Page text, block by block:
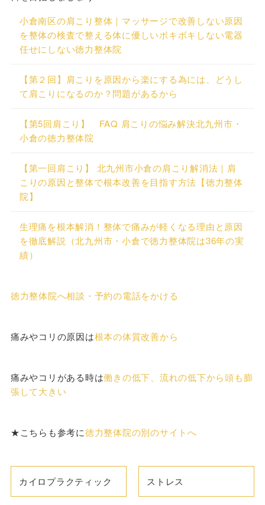
小倉南区の肩こり整体｜マッサージで改善しない原因
を整体の検査で整える体に優しいボキボキしない電器
任せにしない徳力整体院
【第２回】肩こりを原因から楽にする為には、どうし
て肩こりになるのか？問題があるから
【第5回肩こり】 FAQ 肩こりの悩み解決北九州市・
小倉の徳力整体院
【第一回肩こり】 北九州市小倉の肩こり解消法｜肩
こりの原因と整体で根本改善を目指す方法【徳力整体
院】
生理痛を根本解消！整体で痛みが軽くなる理由と原因
を徹底解説（北九州市・小倉で徳力整体院は36年の実
績）
徳力整体院へ相談・予約の電話をかける
痛みやコリの原因は根本の体質改善から
痛みやコリがある時は働きの低下、流れの低下から頭も膨
張して大きい
★こちらも参考に徳力整体院の別のサイトへ
カイロプラクティック ストレス